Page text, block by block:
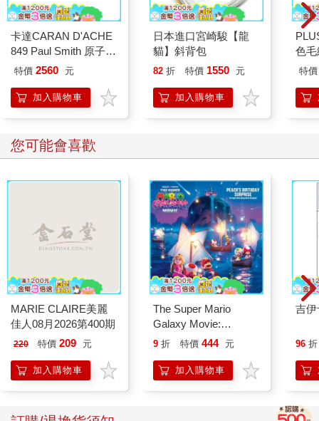
卡達CARAN D'ACHE
849 Paul Smith 原子筆
ED.5 條紋銀
特價 2560 元
加入購物車
日本進口宮崎駿【龍
貓】斜背包
82 折 特價 1550 元
加入購物車
色
特價
您可能會喜歡
MARIE CLAIRE美麗
佳人08月2026第400期
220 特價 209 元
加入購物車
The Super Mario
Galaxy Movie:
Peach`s Birthday
Mario Galaxy Movie
Storybook
9 折 特價 444 元
加入購物車
吉
96 折